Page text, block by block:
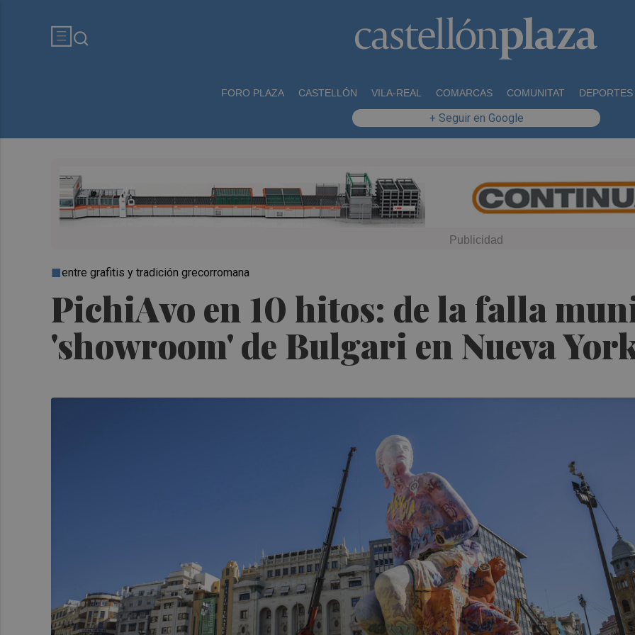
FORO PLAZA CASTELLÓN VILA-REAL COMARCAS COMUNITAT DEPORTES
+ Seguir en Google
PichiAvo en 10 hitos: de la falla
'showroom' de Bulgari en Nueva
entre grafitis y tradición grecorromana